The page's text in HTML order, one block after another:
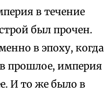
в течение
был прочен.
в эпоху, когда
прошлое, империя
И то же было в